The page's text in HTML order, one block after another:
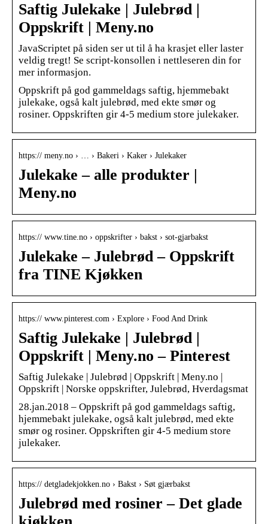
Saftig Julekake | Julebrød |
Oppskrift | Meny.no
JavaScriptet på siden ser ut til å ha krasjet eller laster
veldig tregt! Se script-konsollen i nettleseren din for
mer informasjon.
Oppskrift på god gammeldags saftig, hjemmebakt
julekake, også kalt julebrød, med ekte smør og
rosiner. Oppskriften gir 4-5 medium store julekaker.
https:// meny.no › … › Bakeri › Kaker › Julekaker
Julekake – alle produkter |
Meny.no
https:// www.tine.no › oppskrifter › bakst › sot-gjarbakst
Julekake – Julebrød – Oppskrift
fra TINE Kjøkken
https:// www.pinterest.com › Explore › Food And Drink
Saftig Julekake | Julebrød |
Oppskrift | Meny.no – Pinterest
Saftig Julekake | Julebrød | Oppskrift | Meny.no |
Oppskrift | Norske oppskrifter, Julebrød, Hverdagsmat
28.jan.2018 – Oppskrift på god gammeldags saftig,
hjemmebakt julekake, også kalt julebrød, med ekte
smør og rosiner. Oppskriften gir 4-5 medium store
julekaker.
https:// detgladekjokken.no › Bakst › Søt gjærbakst
Julebrød med rosiner – Det glade